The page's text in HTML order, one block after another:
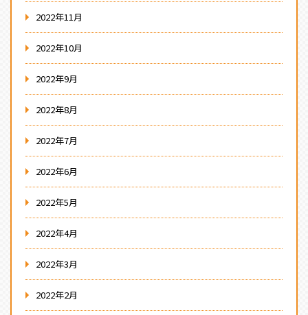
2022年11月
2022年10月
2022年9月
2022年8月
2022年7月
2022年6月
2022年5月
2022年4月
2022年3月
2022年2月